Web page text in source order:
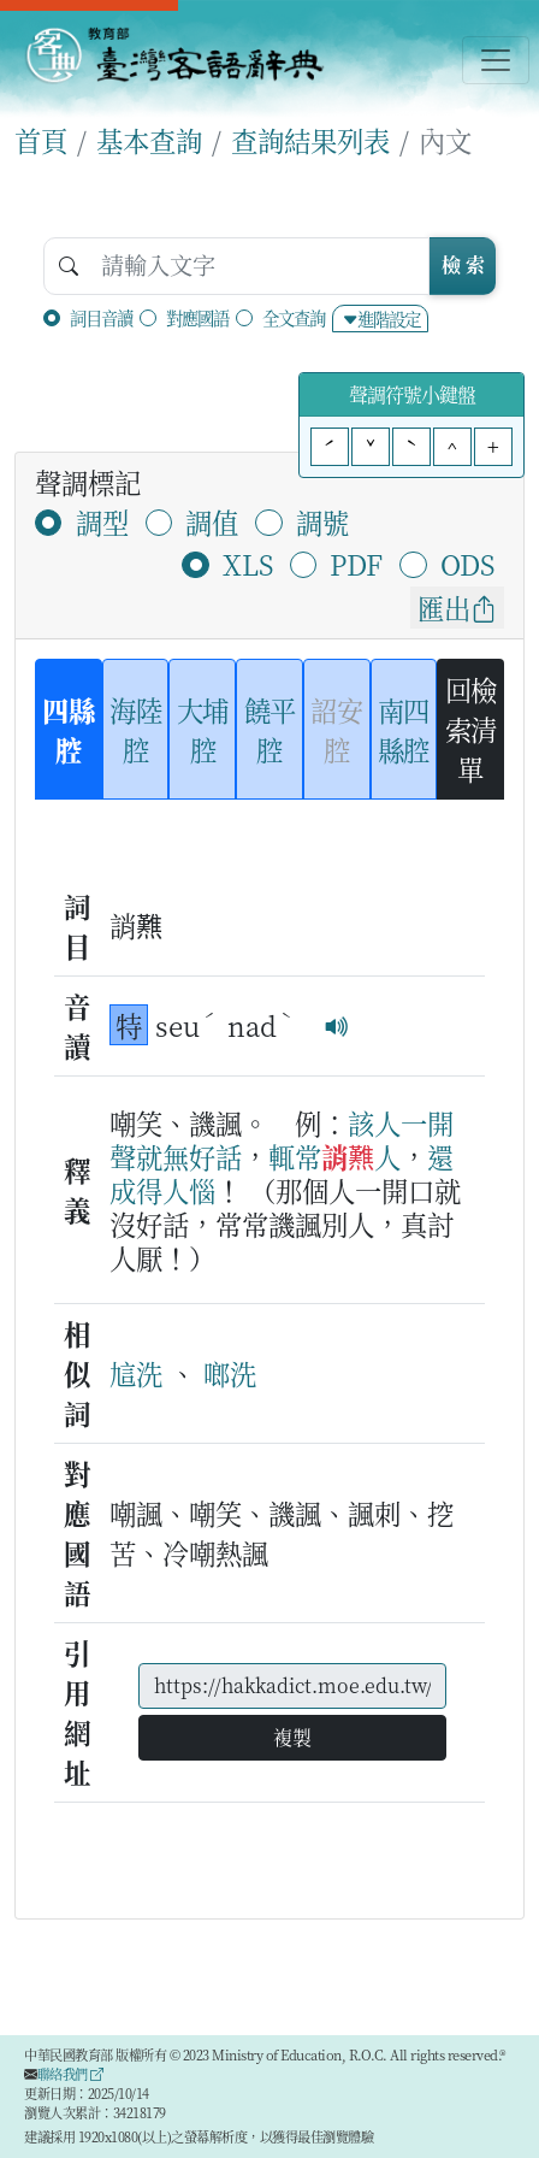
首頁 基本查詢 查詢結果列表 內文
詞目音讀 對應國語 全文查詢 進階設定
檢 索
聲調符號小鍵盤
ˊ
ˇ ˋ ^ +
聲調標記
調型
調值
調號
XLS
PDF
ODS
匯出
四縣
腔
海陸
腔
大埔
腔
饒平
腔
詔安
腔
南四
縣腔
回檢
索清
單
詞
目
誚㸐
音
讀
特 seu ˊ nad ˋ
釋
義
嘲笑、譏諷。 例： 該人一開
聲就無好話 ， 輒常誚㸐人 ， 還
成得人惱 ！
（那個人一開口就
沒好話，常常譏諷別人，真討
人厭！）
相
似
詞
訄洗 、 啷洗
對
應
國
語
嘲諷、嘲笑、譏諷、諷刺、挖
苦、冷嘲熱諷
引
用
網
址
複製
中華民國教育部 版權所有 © 2023 Ministry of Education, R.O.C. All rights reserved.®
聯絡我們
更新日期：2025/10/14
瀏覽人次累計：34218179
建議採用 1920x1080(以上)之螢幕解析度，以獲得最佳瀏覽體驗